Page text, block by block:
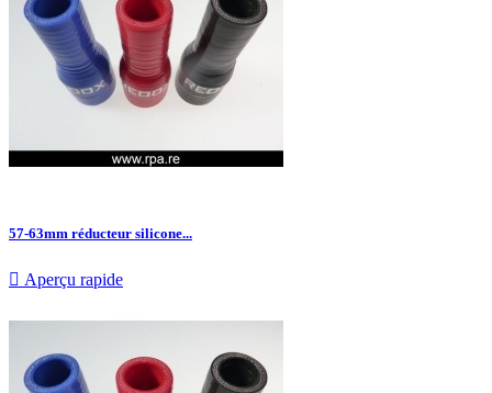
57-63mm réducteur silicone...
 Aperçu rapide